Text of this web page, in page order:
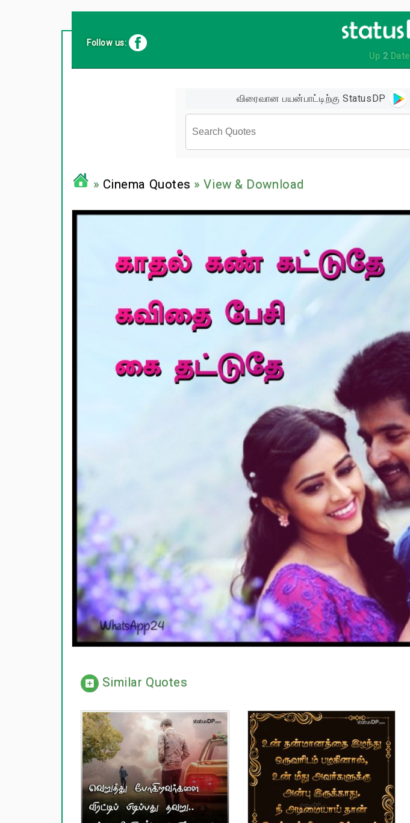
Up 2Date
Follow us:
விரைவான பயன்பாட்டிற்கு StatusDP
ஊக்கம் / உத்வேக பொன்மொழிகள்
காதல் பொன்மொழிகள்
பொதுவான பொன்மொழிகள்
நட்பு பொன்மொழிகள்
சிரிப்பு பொன்மொழிகள்
கடவுள் பொன்மொழிகள்
வாழ்த்து பொன்மொழிகள்
பண்டிகை வாழ்த்துக்கள்
» Cinema Quotes » View & Download
Similar Quotes